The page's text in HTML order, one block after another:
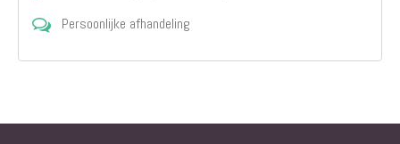
Persoonlijke afhandeling